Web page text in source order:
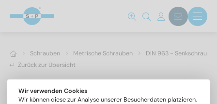
Schrauben Metrische Schrauben
DIN 963 -
Zurück zur Übersicht
Wir verwenden Cookies
Wir können diese zur Analyse unserer Besucherdaten platzieren,